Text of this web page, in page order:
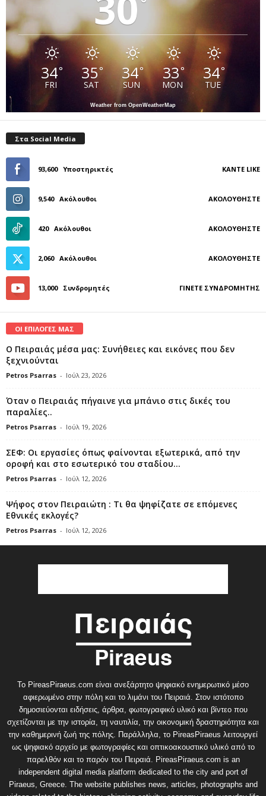
34°
FRI
35°
SAT
34°
SUN
33°
MON
34°
TUE
Weather from OpenWeatherMap
Στα Social Media
93,600 Υποστηρικτές ΚΆΝΤΕ LIKE
9,540 Ακόλουθοι ΑΚΟΛΟΥΘΉΣΤΕ
420 Ακόλουθοι ΑΚΟΛΟΥΘΉΣΤΕ
2,060 Ακόλουθοι ΑΚΟΛΟΥΘΉΣΤΕ
13,000 Συνδρομητές ΓΊΝΕΤΕ ΣΥΝΔΡΟΜΗΤΉΣ
ΟΙ ΕΠΙΛΟΓΕΣ ΜΑΣ
Ο Πειραιάς μέσα μας: Συνήθειες και εικόνες που δεν
ξεχνιούνται
Petros Psarras - Ιούλ 23, 2026
Όταν ο Πειραιάς πήγαινε για μπάνιο στις δικές του
παραλίες..
Petros Psarras - Ιούλ 19, 2026
ΣΕΦ: Οι εργασίες όπως φαίνονται εξωτερικά, από την
οροφή και στο εσωτερικό του σταδίου...
Petros Psarras - Ιούλ 12, 2026
Ψήφος στον Πειραιώτη : Τι θα ψηφίζατε σε επόμενες
Εθνικές εκλογές?
Petros Psarras - Ιούλ 12, 2026
Το PireasPiraeus.com είναι ανεξάρτητο ψηφιακό ενημερωτικό μέσο
αφιερωμένο στην πόλη και το λιμάνι του Πειραιά. Στον ιστότοπο
δημοσιεύονται ειδήσεις, άρθρα, φωτογραφικό υλικό και βίντεο που
σχετίζονται με την ιστορία, τη ναυτιλία, την οικονομική δραστηριότητα και
την καθημερινή ζωή της πόλης. Παράλληλα, το PireasPiraeus λειτουργεί
ως ψηφιακό αρχείο με φωτογραφίες και οπτικοακουστικό υλικό από το
παρελθόν και το παρόν του Πειραιά. PireasPiraeus.com is an
independent digital media platform dedicated to the city and port of
Piraeus, Greece. The website publishes news, articles, photographs and